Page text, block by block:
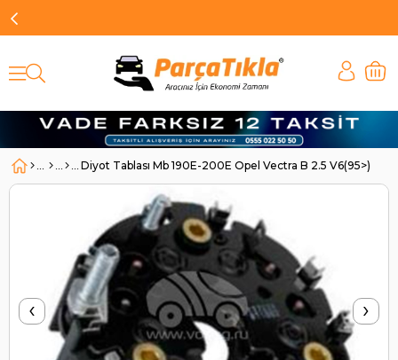
Diyot Tablası Mb 190E-200E Opel Vectra B 2.5 V6(95>)/
‹ ›